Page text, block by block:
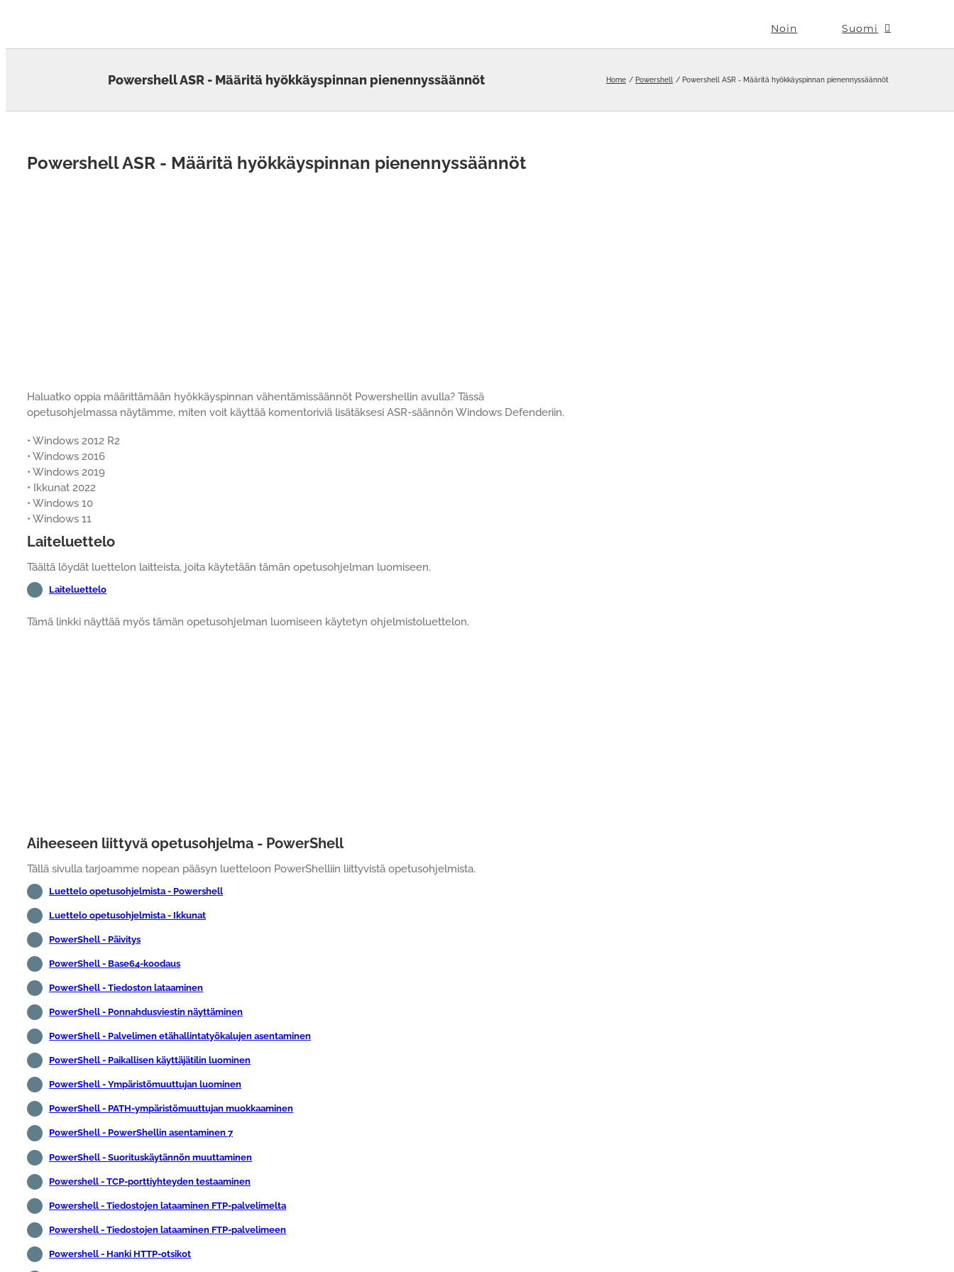
Noin Suomi
Powershell ASR - Määritä hyökkäyspinnan pienennyssäännöt Home Powershell Powershell ASR - Määritä hyökkäyspinnan pienennyssäännöt
Powershell ASR - Määritä hyökkäyspinnan pienennyssäännöt
Haluatko oppia määrittämään hyökkäyspinnan vähentämissäännöt Powershellin avulla? Tässä
opetusohjelmassa näytämme, miten voit käyttää komentoriviä lisätäksesi ASR-säännön Windows Defenderiin.
• Windows 2012 R2
• Windows 2016
• Windows 2019
• Ikkunat 2022
• Windows 10
• Windows 11
Laiteluettelo
Täältä löydät luettelon laitteista, joita käytetään tämän opetusohjelman luomiseen.
Laiteluettelo
Tämä linkki näyttää myös tämän opetusohjelman luomiseen käytetyn ohjelmistoluettelon.
Aiheeseen liittyvä opetusohjelma - PowerShell
Tällä sivulla tarjoamme nopean pääsyn luetteloon PowerShelliin liittyvistä opetusohjelmista.
Luettelo opetusohjelmista - Powershell
Luettelo opetusohjelmista - Ikkunat
PowerShell - Päivitys
PowerShell - Base64-koodaus
PowerShell - Tiedoston lataaminen
PowerShell - Ponnahdusviestin näyttäminen
PowerShell - Palvelimen etähallintatyökalujen asentaminen
PowerShell - Paikallisen käyttäjätilin luominen
PowerShell - Ympäristömuuttujan luominen
PowerShell - PATH-ympäristömuuttujan muokkaaminen
PowerShell - PowerShellin asentaminen 7
PowerShell - Suorituskäytännön muuttaminen
Powershell - TCP-porttiyhteyden testaaminen
Powershell - Tiedostojen lataaminen FTP-palvelimelta
Powershell - Tiedostojen lataaminen FTP-palvelimeen
Powershell - Hanki HTTP-otsikot